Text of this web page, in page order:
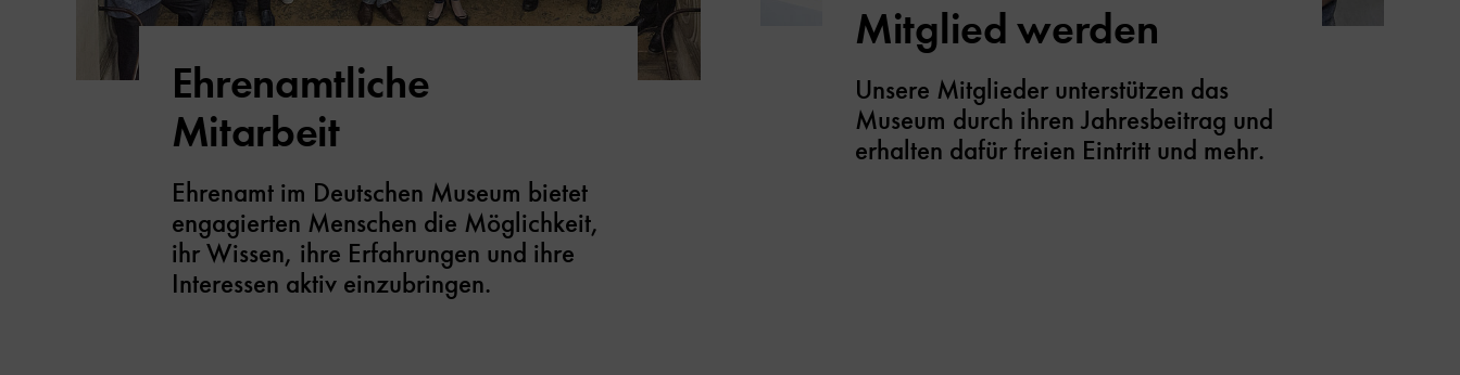
Ehrenamtliche
Mitarbeit
Ehrenamt im Deutschen Museum bietet
engagierten Menschen die Möglichkeit,
ihr Wissen, ihre Erfahrungen und ihre
Interessen aktiv einzubringen.
Mitglied werden
Unsere Mitglieder unterstützen das
Museum durch ihren Jahresbeitrag und
erhalten dafür freien Eintritt und mehr.